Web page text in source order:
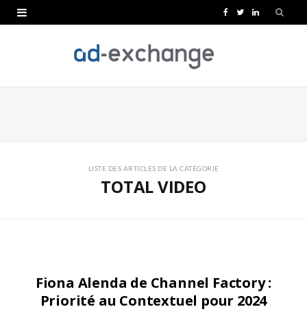
e
T
t
L
k
LISTE DES ARTICLES DE LA CATÉGORIE
TOTAL VIDEO
Fiona Alenda de Channel Factory :
Priorité au Contextuel pour 2024